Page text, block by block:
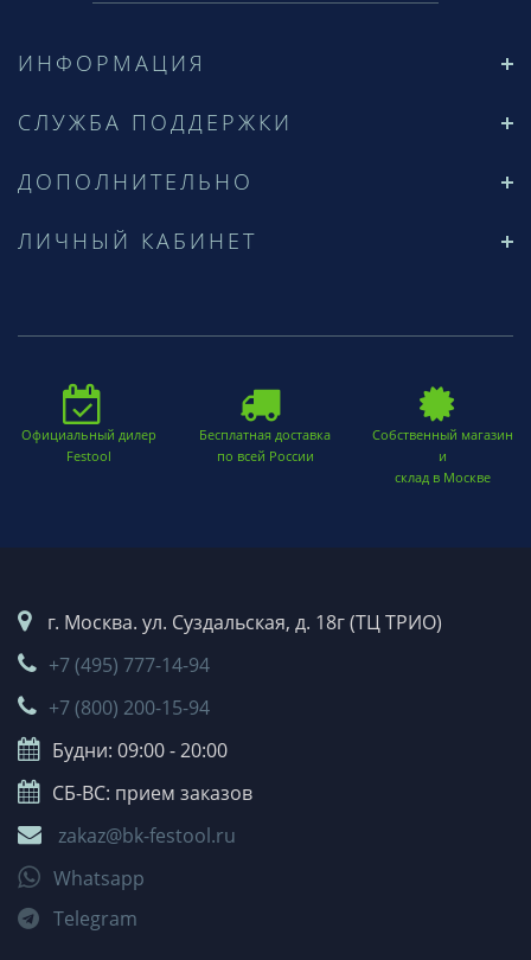
ИНФОРМАЦИЯ
СЛУЖБА ПОДДЕРЖКИ
ДОПОЛНИТЕЛЬНО
ЛИЧНЫЙ КАБИНЕТ
Официальный дилер
Festool
Бесплатная доставка
по всей России
Собственный магазин
и
склад в Москве
г. Москва. ул. Суздальская, д. 18г (ТЦ ТРИО)
+7 (495) 777-14-94
+7 (800) 200-15-94
Будни: 09:00 - 20:00
СБ-ВС: прием заказов
zakaz@bk-festool.ru
Whatsapp
Telegram